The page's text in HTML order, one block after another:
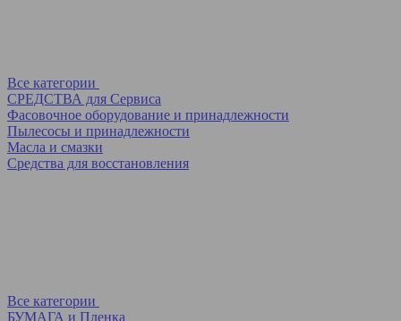
Все категории
СРЕДСТВА для Сервиса
Фасовочное оборудование и принадлежности
Пылесосы и принадлежности
Масла и смазки
Средства для восстановления
Все категории
БУМАГА и Пленка